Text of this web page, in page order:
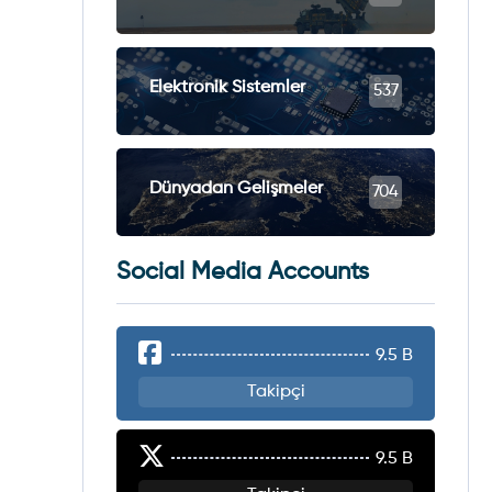
Elektronik Sistemler 537
Dünyadan Gelişmeler 704
Social Media Accounts
9.5 B
Takipçi
9.5 B